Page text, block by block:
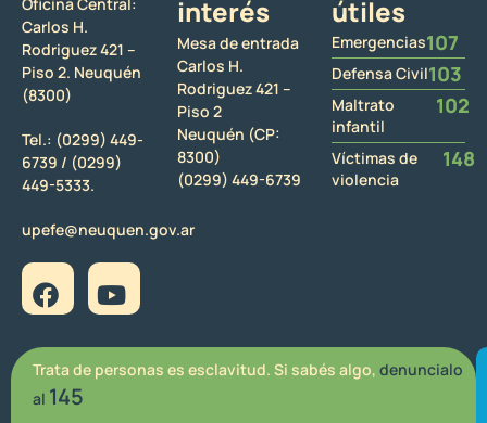
Carlos H.
Rodriguez 421 –
Piso 2. Neuquén
(8300)
Tel.: (0299) 449-
6739 / (0299)
449-5333.
upefe@neuquen.gov.ar
interés
Mesa de entrada
Carlos H.
Rodriguez 421 –
Piso 2
Neuquén (CP:
8300)
(0299) 449-6739
útiles
Emergencias107
Defensa Civil103
Maltrato
infantil
102
Víctimas de
violencia
148
Trata de personas es esclavitud. Si sabés algo, denuncialo
al 145